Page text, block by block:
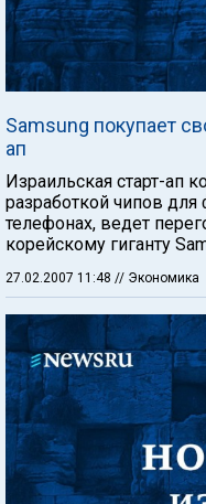
Samsung покупает
ап
Израильская старт-ап
разработкой чипов
телефонах, ведет
корейскому гиганту
27.02.2007 11:48 // Экономика